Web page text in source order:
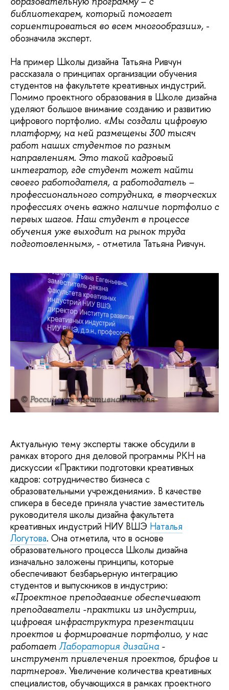
библиотекарем, который помогает
сориентироваться во всем многообразии», -
обозначила эксперт.
На пример Школы дизайна Татьяна Ривчун
рассказала о принципах организации обучения
студентов на факультете креативных индустрий.
Помимо проектного образования в Школе дизайна
уделяют большое внимание созданию и развитию
цифрового портфолио. «Мы создали цифровую
платформу, на ней размещены 300 тысяч
работ наших студентов по разным
направлениям. Это такой кадровый
интегратор, где студент может найти
своего работодателя, а работодатель –
профессионального сотрудника, в творческих
профессиях очень важно наличие портфолио с
первых шагов. Наш студент в процессе
обучения уже выходит на рынок труда
подготовленным», - отметила Татьяна Ривчун.
© Российская креативная неделя
Актуальную тему эксперты также обсудили в
рамках второго дня деловой программы РКН на
дискуссии «Практики подготовки креативных
кадров: сотрудничество бизнеса с
образовательными учреждениями». В качестве
спикера в беседе приняла участие заместитель
руководителя школы дизайна факультета
креативных индустрий НИУ ВШЭ Наталья
Логутова. Она отметила, что в основе
образовательного процесса Школы дизайна
изначально заложены принципы, которые
обеспечивают безбарьерную интеграцию
студентов и выпускников в индустрию:
«Проектное преподавание обеспечивают
преподаватели -практики из индустрии,
цифровая инфраструктура презентации
проектов и формирование портфолио, у нас
работает Лаборатория дизайна-
инструмент привлечения проектов, брифов и
партнеров». Увеличение количества креативных
специалистов, обучающихся в рамках проектного